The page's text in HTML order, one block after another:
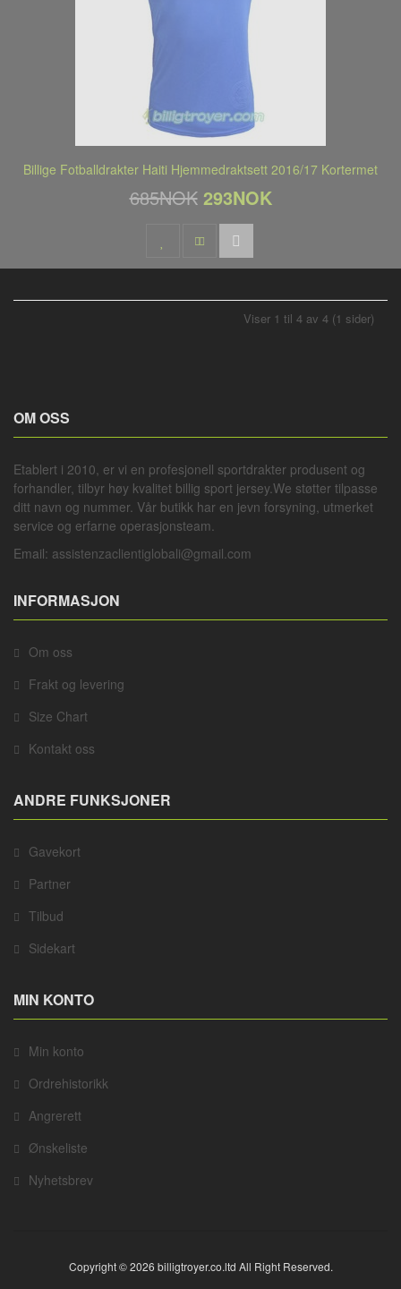
Billige Fotballdrakter Haiti Hjemmedraktsett 2016/17 Kortermet
685NOK 293NOK
Viser 1 til 4 av 4 (1 sider)
OM OSS
Etablert i 2010, er vi en profesjonell sportdrakter produsent og
forhandler, tilbyr høy kvalitet billig sport jersey.We støtter tilpasse
ditt navn og nummer. Vår butikk har en jevn forsyning, utmerket
service og erfarne operasjonsteam.
Email: assistenzaclientiglobali@gmail.com
INFORMASJON
Om oss
Frakt og levering
Size Chart
Kontakt oss
ANDRE FUNKSJONER
Gavekort
Partner
Tilbud
Sidekart
MIN KONTO
Min konto
Ordrehistorikk
Angrerett
Ønskeliste
Nyhetsbrev
Copyright © 2026 billigtroyer.co.ltd All Right Reserved.